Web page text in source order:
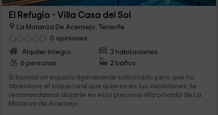
El Refugio - Villa Casa del Sol
La Matanza De Acentejo, Tenerife
0 opiniones
Alquiler íntegro
3 habitaciones
6 personas
2 baños
Si buscas un espacio ligeramente sofisticado pero que no
abandone el toque rural que quieres en tus vacaciones, te
recomendamos alojarte en esta preciosa villa privada de La
Matanza de Acentejo...